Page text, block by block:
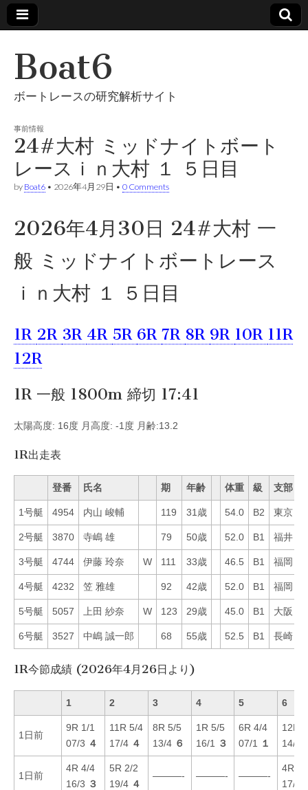
Boat6
ボートレースの研究解析サイト
事前情報
24#大村 ミッドナイトボート
レースｉｎ大村 １ ５日目
by Boat6 • 2026年4月29日 • 0 Comments
2026年4月30日 24#大村 一
般 ミッドナイトボートレース
ｉｎ大村 １ ５日目
1R 2R 3R 4R 5R 6R 7R 8R 9R 10R 11R
12R
1R 一般 1800m 締切 17:41
太陽高度: 16度 月高度: -1度 月齢:13.2
1R出走表
登番 氏名 期 年齢 体重 級 支部
1号艇 4954 内山 峻輔 119 31歳 54.0 B2 東京
2号艇 3870 寺嶋 雄 79 50歳 52.0 B1 福井
3号艇 4744 伊藤 玲奈 W 111 33歳 46.5 B1 福岡
4号艇 4232 笠 雅雄 92 42歳 52.0 B1 福岡
5号艇 5057 上田 紗奈 W 123 29歳 45.0 B1 大阪
6号艇 3527 中嶋 誠一郎 68 55歳 52.5 B1 長崎
1R今節成績 (2026年4月26日より)
1 2 3 4 5 6
1日前
9R 1/1
07/3 ４
11R 5/4
17/4 ４
8R 5/5
13/4 ６
1R 5/5
16/1
３
6R 4/4
07/1
１
12R
14/6
1日前
4R 4/4
16/3 ３
5R 2/2
19/4 ４
———- ———- ———-
4R 5/
17/4